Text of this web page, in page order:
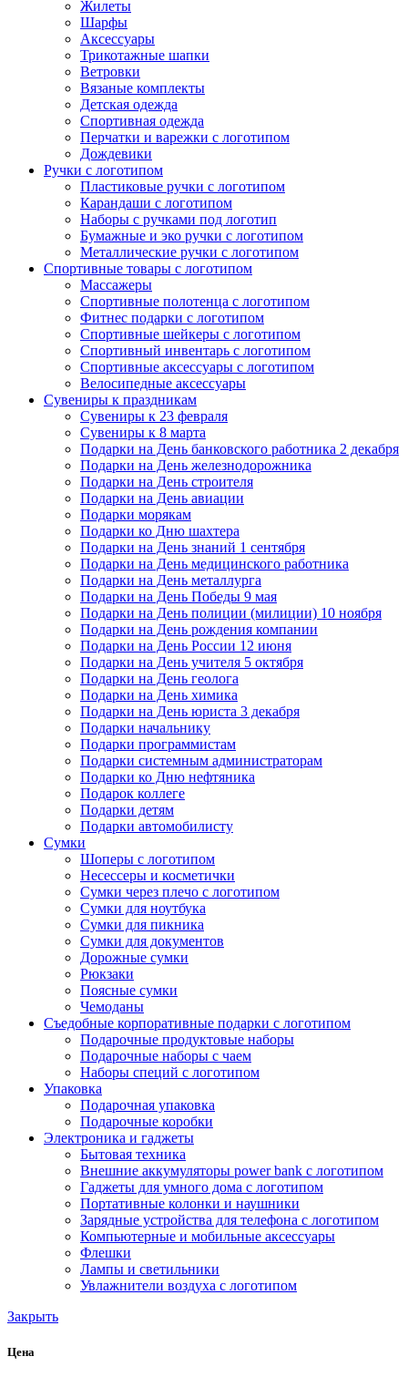
Жилеты
Шарфы
Аксессуары
Трикотажные шапки
Ветровки
Вязаные комплекты
Детская одежда
Спортивная одежда
Перчатки и варежки с логотипом
Дождевики
Ручки с логотипом
Пластиковые ручки с логотипом
Карандаши с логотипом
Наборы с ручками под логотип
Бумажные и эко ручки с логотипом
Металлические ручки с логотипом
Спортивные товары с логотипом
Массажеры
Спортивные полотенца с логотипом
Фитнес подарки с логотипом
Спортивные шейкеры с логотипом
Спортивный инвентарь с логотипом
Спортивные аксессуары с логотипом
Велосипедные аксессуары
Сувениры к праздникам
Сувениры к 23 февраля
Сувениры к 8 марта
Подарки на День банковского работника 2 декабря
Подарки на День железнодорожника
Подарки на День строителя
Подарки на День авиации
Подарки морякам
Подарки ко Дню шахтера
Подарки на День знаний 1 сентября
Подарки на День медицинского работника
Подарки на День металлурга
Подарки на День Победы 9 мая
Подарки на День полиции (милиции) 10 ноября
Подарки на День рождения компании
Подарки на День России 12 июня
Подарки на День учителя 5 октября
Подарки на День геолога
Подарки на День химика
Подарки на День юриста 3 декабря
Подарки начальнику
Подарки программистам
Подарки системным администраторам
Подарки ко Дню нефтяника
Подарок коллеге
Подарки детям
Подарки автомобилисту
Сумки
Шоперы с логотипом
Несессеры и косметички
Сумки через плечо с логотипом
Сумки для ноутбука
Сумки для пикника
Сумки для документов
Дорожные сумки
Рюкзаки
Поясные сумки
Чемоданы
Съедобные корпоративные подарки с логотипом
Подарочные продуктовые наборы
Подарочные наборы с чаем
Наборы специй с логотипом
Упаковка
Подарочная упаковка
Подарочные коробки
Электроника и гаджеты
Бытовая техника
Внешние аккумуляторы power bank с логотипом
Гаджеты для умного дома с логотипом
Портативные колонки и наушники
Зарядные устройства для телефона с логотипом
Компьютерные и мобильные аксессуары
Флешки
Лампы и светильники
Увлажнители воздуха с логотипом
Закрыть
Цена